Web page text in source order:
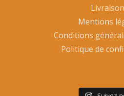
Mentions
Conditions
Politique de